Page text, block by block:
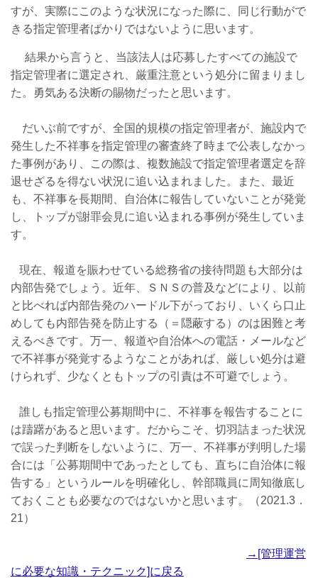
すが、実際にこのような状況になった際に、同じ行動がで
きる指定管理者ばかりではないように思います。
結果から言うと、当該法人は応募したすべての施設で
指定管理者に選定され、厳重注意という処分に留まりまし
た。勇気ある決断の賜物だったと思います。
だいぶ前ですが、全国的規模の指定管理者が、施設内で
発生した不祥事を指定管理の審査終了時まで公表しなかっ
た事例があり、この際は、複数施設で指定管理者選定を辞
退せざるを得ない状況に追い込まれました。また、最近
も、不祥事を長期間、自治体に報告していないことが発覚
し、トップが謝罪会見に追い込まれる事例が発生していま
す。
現在、報道を賑わせている総務省の接待問題も大部分は
内部告発でしょう。近年、ＳＮＳの普及などにより、以前
と比べれば内部告発のハードル下がっており、いくら口止
めしても内部告発を防止する（＝隠蔽する）のは困難と考
えるべきです。万一、報道や自治体への電話・メールなど
で不祥事が発覚するようなことがあれば、厳しい処分は避
けられず、少なくともトップの引責は不可避でしょう。
誰しも指定管理公募期間中に、不祥事を報告することに
は躊躇があると思います。だからこそ、切羽詰まった状況
で誤った判断をしないように、万一、不祥事が判明した場
合には「公募期間中であったとしても、直ちに自治体に報
告する」というルールを明確化し、幹部職員に周知徹底し
ておくことも必要なのではないかと思います。（2021.3．
21）
→[管理運営
に必要な知識・テクニック]に戻る